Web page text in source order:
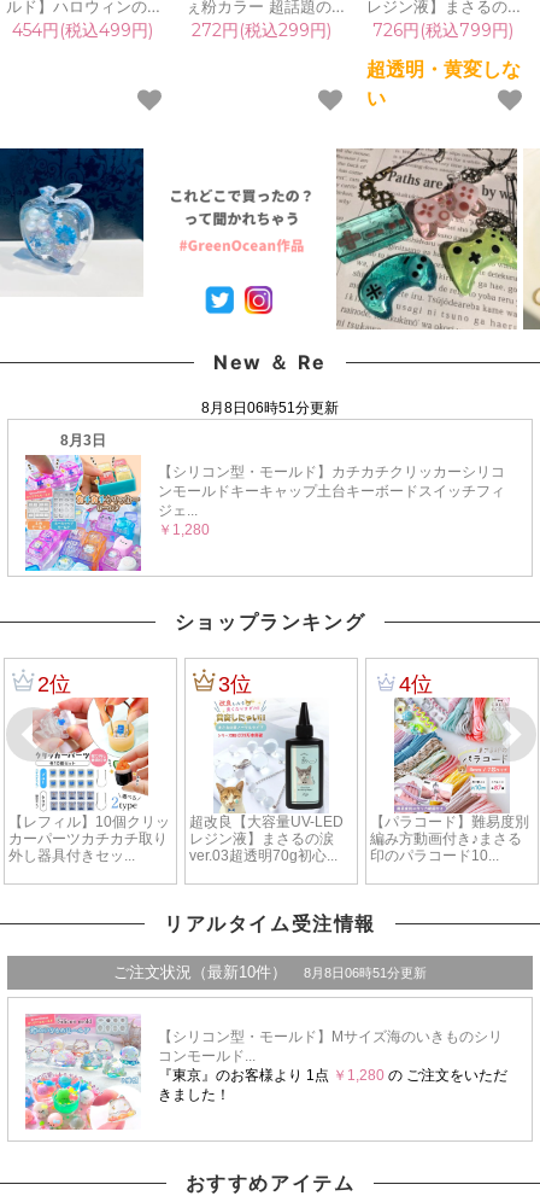
ルド】ハロウィンの仲
間たち[おばけ,オバケ,
幽霊,ネコ,猫,ねこ,にゃ
454円(税込499円)
ぇ粉カラー 超話題の偏
光微細ラメパウダー た
っぷりBIGケース入り♪
品 デコパーツ キラキラ
272円(税込299円)
レジン液】まさるの涙
ver.03 超透明 70g 初心
者 作家 コーティング
ハード 黄変しない 高品
質 クリア 猫 UVレジン
液 安い おすすめ
726円(税込799円)
超透明・黄変しな
い
New ＆ Re
ショップランキング
リアルタイム受注情報
おすすめアイテム